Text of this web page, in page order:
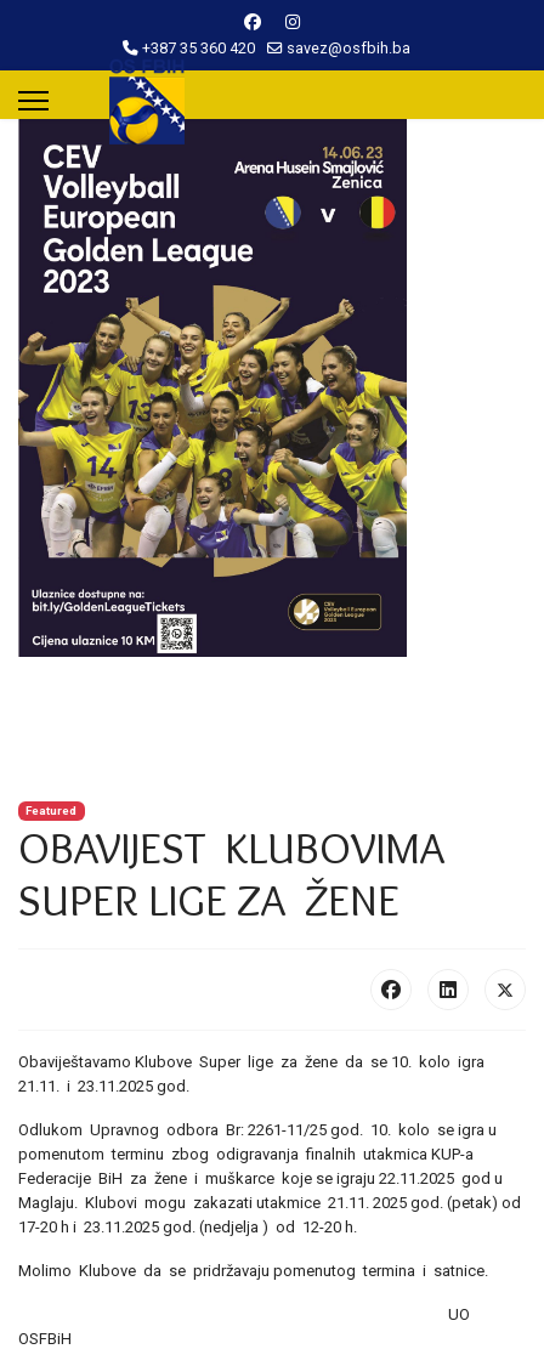
+387 35 360 420 savez@osfbih.ba
Featured
OBAVIJEST KLUBOVIMA
SUPER LIGE ZA ŽENE
Obaviještavamo Klubove Super lige za žene da se 10. kolo igra
21.11. i 23.11.2025 god.
Odlukom Upravnog odbora Br: 2261-11/25 god. 10. kolo se igra u
pomenutom terminu zbog odigravanja finalnih utakmica KUP-a
Federacije BiH za žene i muškarce koje se igraju 22.11.2025 god u
Maglaju. Klubovi mogu zakazati utakmice 21.11. 2025 god. (petak) od
17-20 h i 23.11.2025 god. (nedjelja ) od 12-20 h.
Molimo Klubove da se pridržavaju pomenutog termina i satnice.
UO
OSFBiH